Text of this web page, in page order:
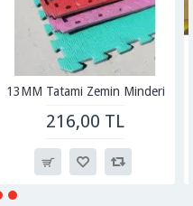
13MM Tatami Zemin Minderi
216,00 TL